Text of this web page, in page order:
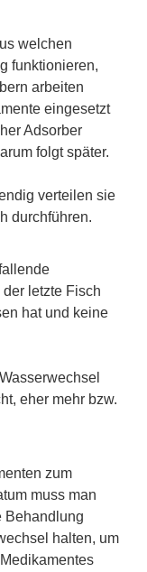
welchen
funktionieren,
arbeiten
eingesetzt
Adsorber
folgt später.
verteilen sie
durchführen.
letzte Fisch
hat und keine
eher mehr bzw.
zum
muss man
Behandlung
halten, um